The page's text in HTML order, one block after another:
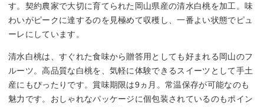
す。契約農家で大切に育てられた岡山県産の清水白桃を加工。味
わいがピークに達するのを見極めて収穫し、一番よい状態でピュ
ーレにしています。
清水白桃は、すぐれた食味から贈答用としても好まれる岡山のフ
ルーツ。高品質な白桃を、気軽に体験できるスイーツとして手土
産にもぴったりです。賞味期限は9ヵ月。常温保存が可能なのも
魅力です。おしゃれなパッケージに個包装されているのもポイン